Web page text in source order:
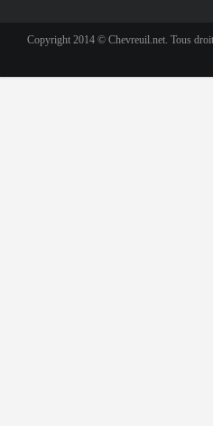
Copyright 2014 © Chevreuil.net. Tous